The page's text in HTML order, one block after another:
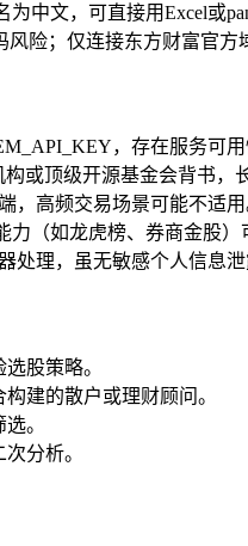
中文，可直接用Excel或
险；仅连接东方财富官方
，存在服务可用
或顶级开源基金会背书，
，高频交易场景可能不适用
力（如龙虎榜、券商金股）
处理，虽无敏感个人信息泄
股策略。
建的散户或理财顾问。
。
分析。